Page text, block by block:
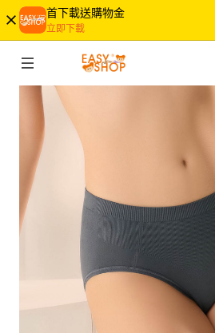
首下載送購物金
立即下載